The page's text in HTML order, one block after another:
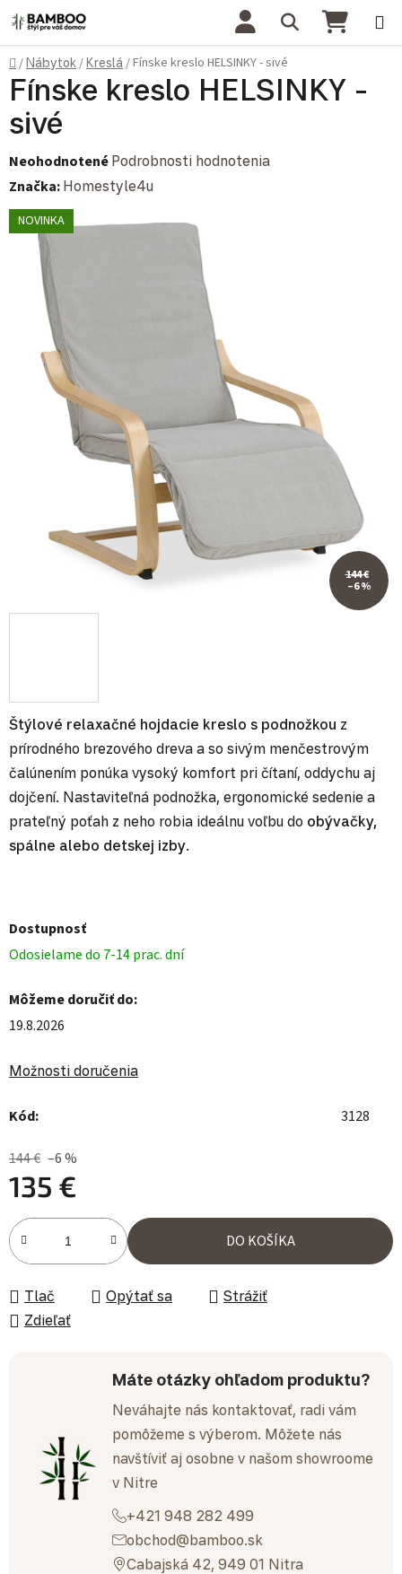
Prejsť na obsah Hľadať
Domov
/Nábytok /Kreslá /Fínske kreslo HELSINKY - sivé
Štýlové relaxačné hojdacie kreslo s podnožkou z
prírodného brezového dreva a so sivým menčestrovým
čalúnením ponúka vysoký komfort pri čítaní, oddychu aj
dojčení. Nastaviteľná podnožka, ergonomické sedenie a
prateľný poťah z neho robia ideálnu voľbu do obývačky,
spálne alebo detskej izby.
Dostupnosť
Odosielame do 7-14 prac. dní
Môžeme doručiť do:
19.8.2026
Možnosti doručenia
Kód: 3128
144 € –6 %
135 €
Jednotková cena:
DO KOŠÍKA
Tlač Opýtať sa
Strážiť
Zdieľať
Máte otázky ohľadom produktu?
Neváhajte nás kontaktovať, radi vám
pomôžeme s výberom. Môžete nás
navštíviť aj osobne v našom showroome
v Nitre
+421 948 282 499
obchod@bamboo.sk
Cabajská 42, 949 01 Nitra
Fínske kreslo HELSINKY -
sivé
Priemerné hodnotenie produktu je 0,0 z 5 hviezdičiek.
Neohodnotené Podrobnosti hodnotenia
Značka: Homestyle4u
NOVINKA
144 €
–6 %